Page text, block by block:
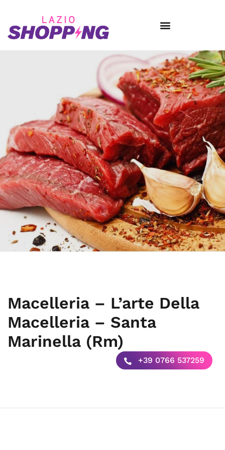
Macelleria – L’arte Della
Macelleria – Santa
Marinella (Rm)
+39 0766 537259